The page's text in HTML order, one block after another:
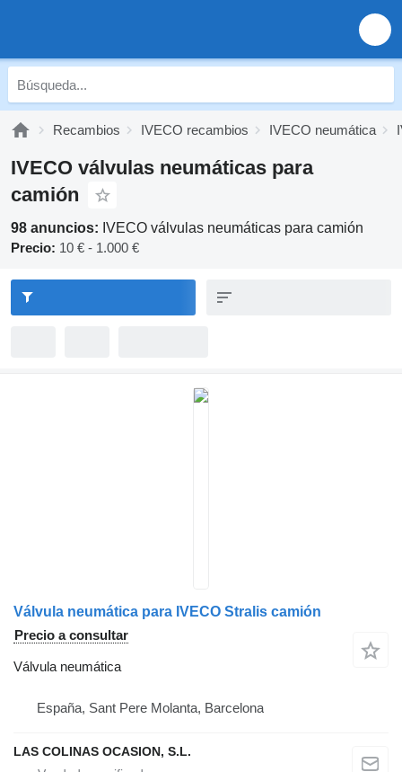
Recambios IVECO recambios IVECO neumática
IVECO válvulas neumáticas para
camión
98 anuncios: IVECO válvulas neumáticas para camión
Precio: 10 € - 1.000 €
Válvula neumática para IVECO Stralis camión
Precio a consultar
Válvula neumática
España, Sant Pere Molanta, Barcelona
LAS COLINAS OCASION, S.L.